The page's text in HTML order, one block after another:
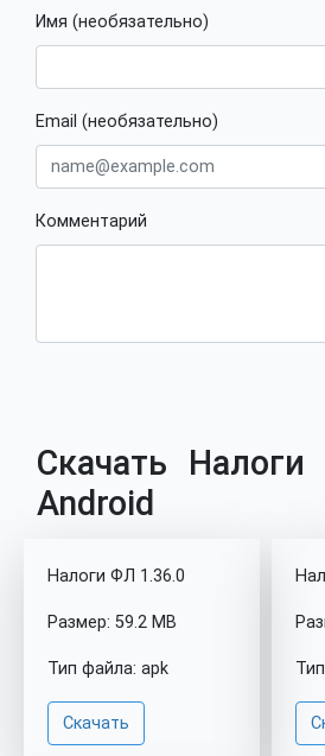
Имя (необязательно)
Email (необязательно)
Комментарий
Скачать
Android
Налоги ФЛ 1.36.0
Размер: 59.2 MB
Тип файла: apk
Скачать